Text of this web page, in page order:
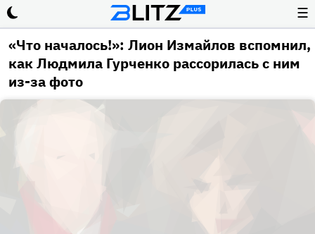
☰
«Что началось!»: Лион Измайлов вспомнил,
как Людмила Гурченко рассорилась с ним
из-за фото